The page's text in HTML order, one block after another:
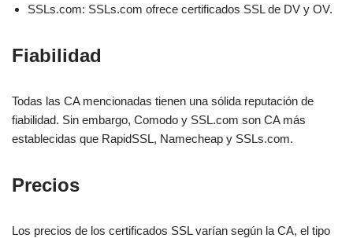
SSLs.com: SSLs.com ofrece certificados SSL de DV y OV.
Fiabilidad
Todas las CA mencionadas tienen una sólida reputación de
fiabilidad. Sin embargo, Comodo y SSL.com son CA más
establecidas que RapidSSL, Namecheap y SSLs.com.
Precios
Los precios de los certificados SSL varían según la CA, el tipo